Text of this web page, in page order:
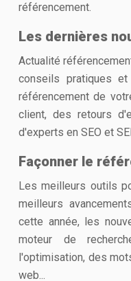
référencement.
Les dernières
Actualité
conseils pratiques
référencement de
client, des retours
d'experts en SEO et
Façonner le
Les meilleurs outils
meilleurs
cette année, les
moteur de
l'optimisation, des
web...